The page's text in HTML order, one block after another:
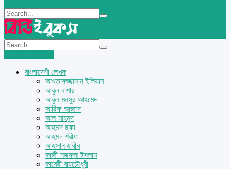
বাংলাদেশী লেখক
আখতারুজ্জামান ইলিয়াস
আবুল বাশার
আবুল মনসুর আহমেদ
আরিফ আজাদ
আল মাহমুদ
আহমদ ছফা
আহমদ শরীফ
আহসান হাবীব
কাজী নজরুল ইসলাম
কাবেরী রায়চৌধুরী